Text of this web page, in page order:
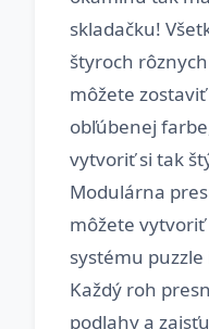
skladačku!
štyroch
môžete
obľúbenej
vytvoriť si tak
Modulárna
môžete
systému puzzle
Každý roh
podlahy a